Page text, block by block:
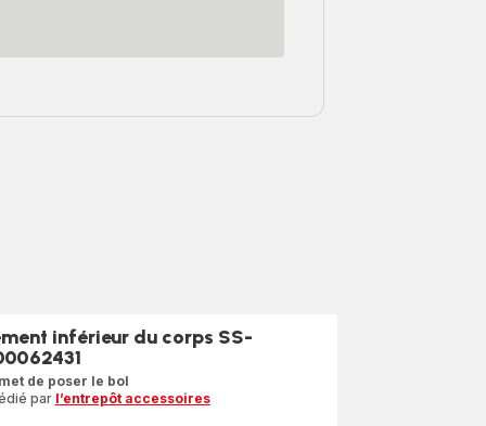
inférieur du corps SS-
de poser le bol
par l’entrepôt accessoires